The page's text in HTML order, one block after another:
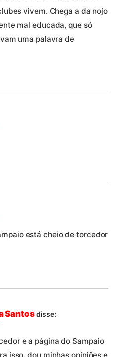
vivem. Chega a da nojo
mal educada, que só
uma palavra de
está cheio de torcedor
Santosdisse:
e a página do Sampaio
isso, dou minhas opiniões e